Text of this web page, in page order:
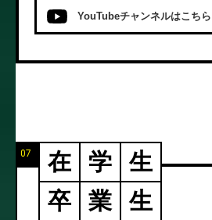
YouTubeチャンネルはこちら
07 在 学
生
卒
業
生